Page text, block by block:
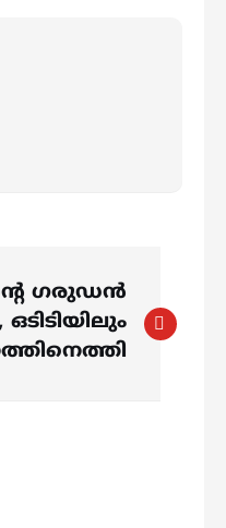
ഗരുഡൻ